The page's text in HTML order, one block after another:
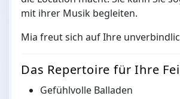
mit ihrer Musik begleiten.
Mia freut sich auf Ihre
Das Repertoire für Ihre
Gefühlvolle Balladen